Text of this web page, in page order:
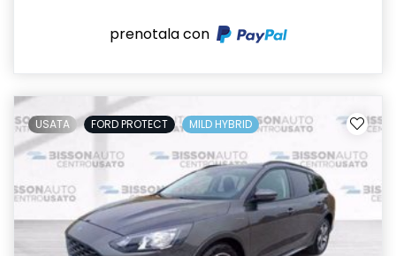
prenotala con
USATA FORD PROTECT MILD HYBRID